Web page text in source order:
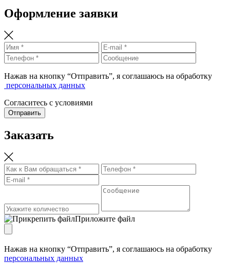
Оформление заявки
Нажав на кнопку “Отправить”, я соглашаюсь на обработку
персональных данных
Согласитесь с условиями
Отправить
Заказать
Приложите файл
Нажав на кнопку “Отправить”, я соглашаюсь на обработку
персональных данных